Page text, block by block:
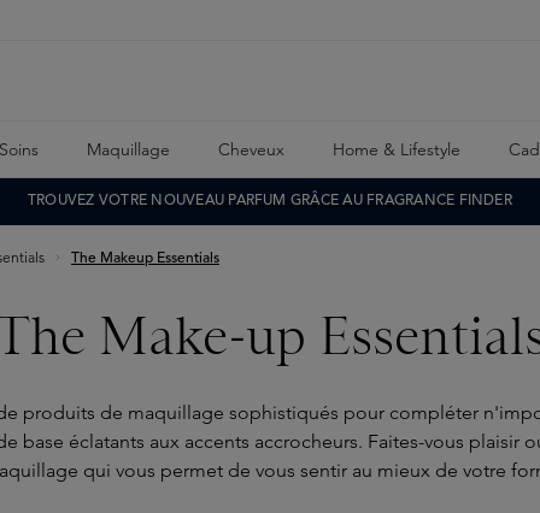
Soins Maquillage Cheveux Home & Lifestyle
TROUVEZ VOTRE NOUVEAU PARFUM GRÂCE AU FRAGRANCE FINDER
The Makeup Essentials
Make-up
produits de maquillage sophistiqués pour compléter
éclatants aux accents accrocheurs. Faites-vous plaisir
qui vous permet de vous sentir au mieux de votre